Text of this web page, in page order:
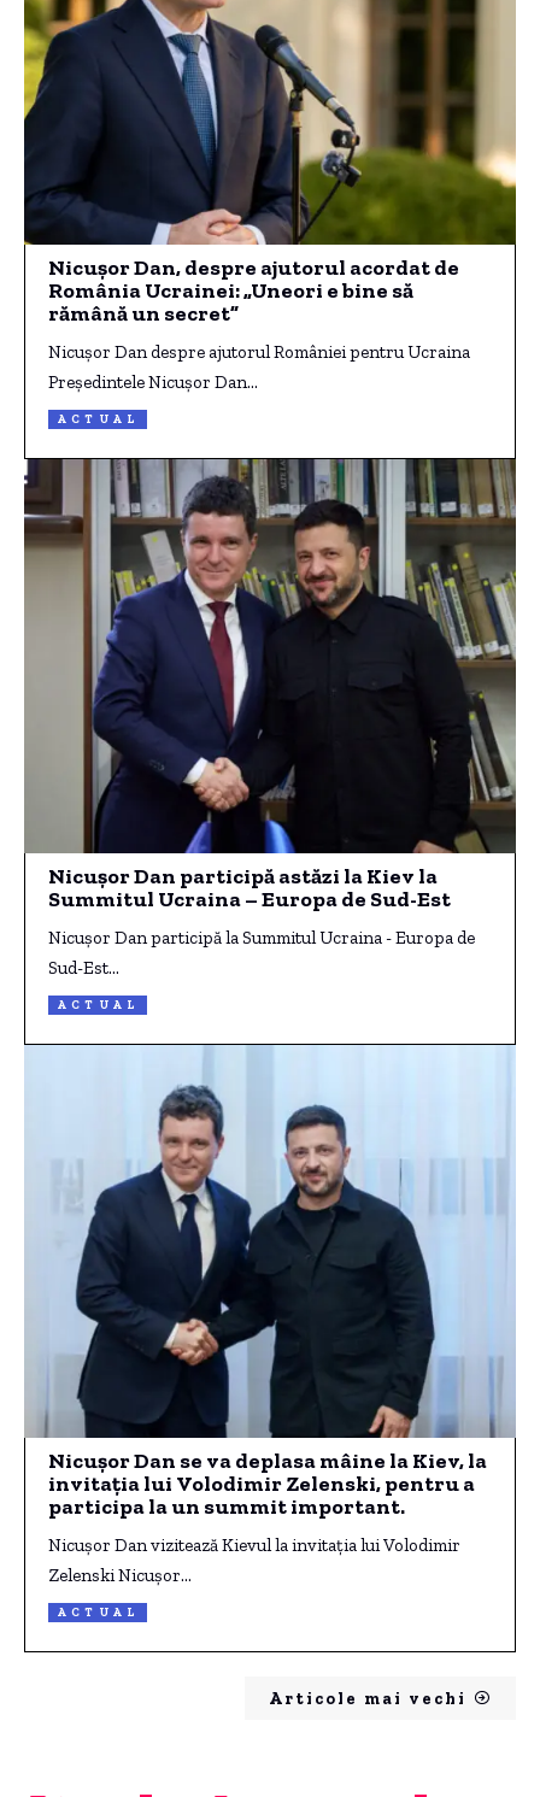
Nicușor Dan, despre ajutorul acordat de
România Ucrainei: „Uneori e bine să
rămână un secret”
Nicușor Dan despre ajutorul României pentru Ucraina
Președintele Nicușor Dan…
ACTUAL
Nicuşor Dan participă astăzi la Kiev la
Summitul Ucraina – Europa de Sud-Est
Nicuşor Dan participă la Summitul Ucraina - Europa de
Sud-Est…
ACTUAL
Nicușor Dan se va deplasa mâine la Kiev, la
invitația lui Volodimir Zelenski, pentru a
participa la un summit important.
Nicușor Dan vizitează Kievul la invitația lui Volodimir
Zelenski Nicușor…
ACTUAL
Articole mai vechi